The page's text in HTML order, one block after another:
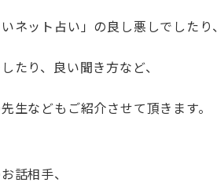
ネット占い」の良し悪しでしたり、
たり、良い聞き方など、
生などもご紹介させて頂きます。
話相手、